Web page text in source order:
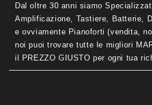
Dal oltre 30 anni siamo
Amplificazione, Tastiere, Batterie,
e ovviamente Pianoforti (vendita,
noi puoi trovare tutte le migliori
il PREZZO GIUSTO per ogni tua